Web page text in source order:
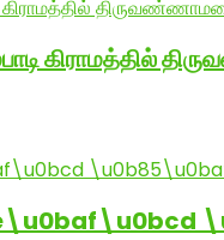
கிராமத்தில்